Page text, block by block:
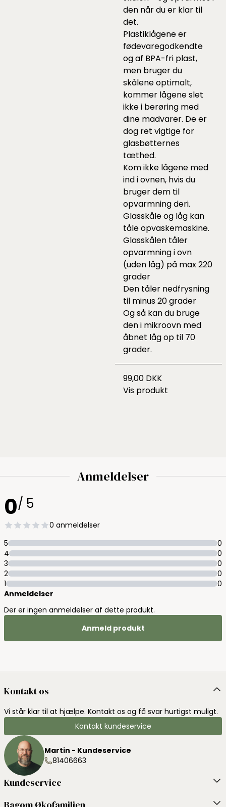
den når du er klar til
det.
Plastiklågene er
fødevaregodkendte
og af BPA-fri plast,
men bruger du
skålene optimalt,
kommer lågene slet
ikke i berøring med
dine madvarer. De er
dog ret vigtige for
glasbøtternes
tæthed.
Kom ikke lågene med
ind i ovnen, hvis du
bruger dem til
opvarmning deri.
Glasskåle og låg kan
tåle opvaskemaskine.
Glasskålen tåler
opvarmning i ovn
(uden låg) på max 220
grader
Den tåler nedfrysning
til minus 20 grader
Og så kan du bruge
den i mikroovn med
åbnet låg op til 70
grader.
99,00 DKK
Vis produkt
Anmeldelser
0/ 5
0 anmeldelser
5
0
4
0
3
0
2
0
1
0
Anmeldelser
Der er ingen anmeldelser af dette produkt.
Anmeld produkt
Kontakt os
Vi står klar til at hjælpe. Kontakt os og få svar hurtigst muligt.
Kontakt kundeservice
Martin - Kundeservice
81406663
Kundeservice